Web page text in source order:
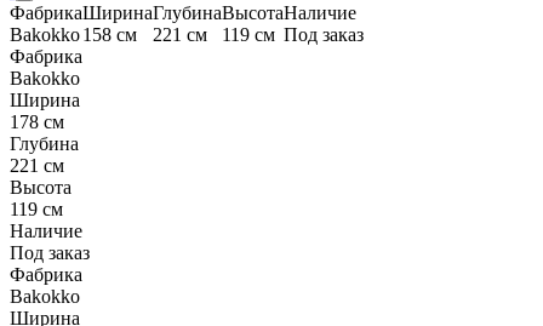
Фабрика
Bakokko
Ширина
158 см
Глубина
221 см
Высота
119 см
Наличие
Под заказ
Фабрика
Bakokko
Ширина
178 см
Глубина
221 см
Высота
119 см
Наличие
Под заказ
Фабрика
Bakokko
Ширина